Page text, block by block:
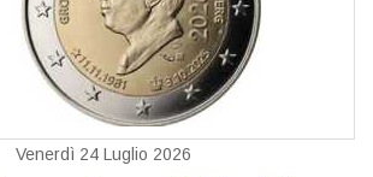
Venerdì 24 Luglio 2026